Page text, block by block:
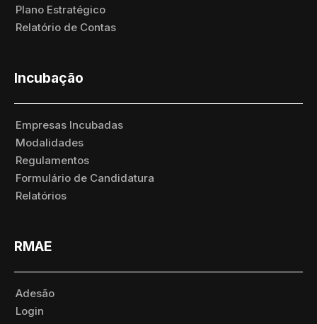
Plano Estratégico
Relatório de Contas
Incubação
Empresas Incubadas
Modalidades
Regulamentos
Formulário de Candidatura
Relatórios
RMAE
Adesão
Login